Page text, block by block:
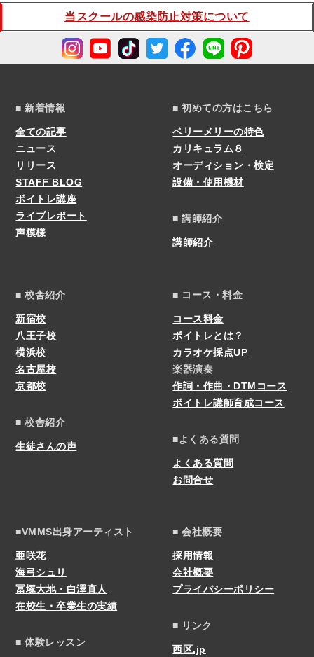
当スクールの感染防止対策について
■ 新着情報
全ての記事
ニュース
リリース
STAFF BLOG
ボイトレ講座
ライブレポート
声模様
■ 初めての方はこちら
ベリーメリーの特色
カリキュラム８
オーディション・検定
設備・使用機材
■ 講師紹介
講師紹介
■ 校舎紹介
新宿校
八王子校
横浜校
名古屋校
京都校
■ 校舎紹介
生徒さんの声
■ コース・料金
コース料金
ボイトレとは？
カラオケ採点UP
楽器演奏
作詞・作曲・DTMコース
ボイトレ講師育成コース
■よくある質問
よくある質問
お問合せ
■VMMS出身アーティスト
亜咲花
海弓シュリ
冨塚大地・白澤直人
在校生・卒業生の実績
■ 体験レッスン
■ 会社概要
採用情報
会社概要
プライバシーポリシー
■ リンク
西区.jp